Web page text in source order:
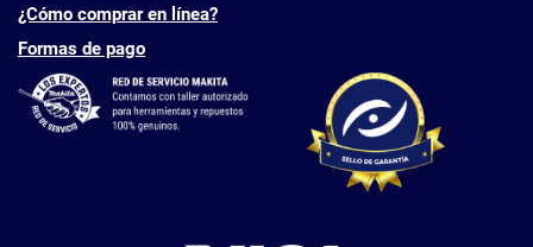
¿Cómo comprar en línea?
Formas de pago